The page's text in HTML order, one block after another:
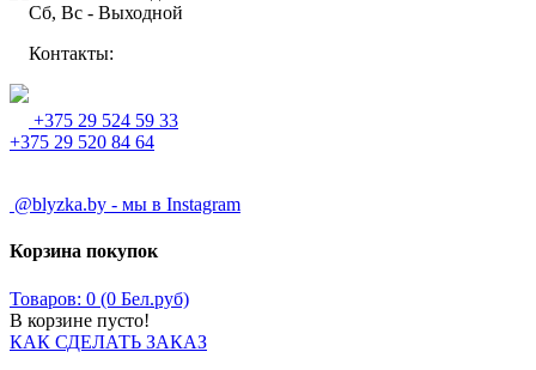
Сб, Вс - Выходной
Контакты:
+375 29 524 59 33
+375 29 520 84 64
@blyzka.by - мы в Instagram
Корзина покупок
Товаров: 0 (0 Бел.руб)
В корзине пусто!
КАК СДЕЛАТЬ ЗАКАЗ